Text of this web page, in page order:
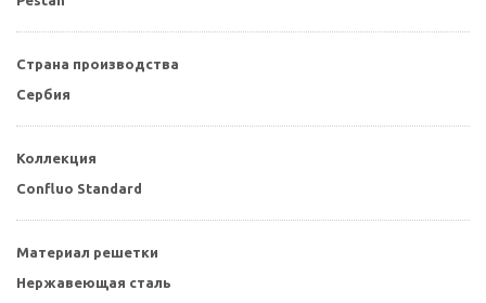
Страна производства
Сербия
Коллекция
Confluo Standard
Материал решетки
Нержавеющая сталь